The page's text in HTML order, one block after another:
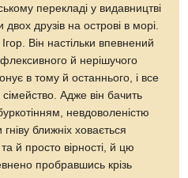
перекладі у видавництві
двох друзів на острові в морі.
Він настільки впевнений
й нерішучого
в тому й останнього, і все
Адже він бачить
невдоволеністю
ближніх ховається
й просто вірності, й цю
пробравшись крізь